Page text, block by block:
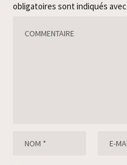
obligatoires sont indiqués avec